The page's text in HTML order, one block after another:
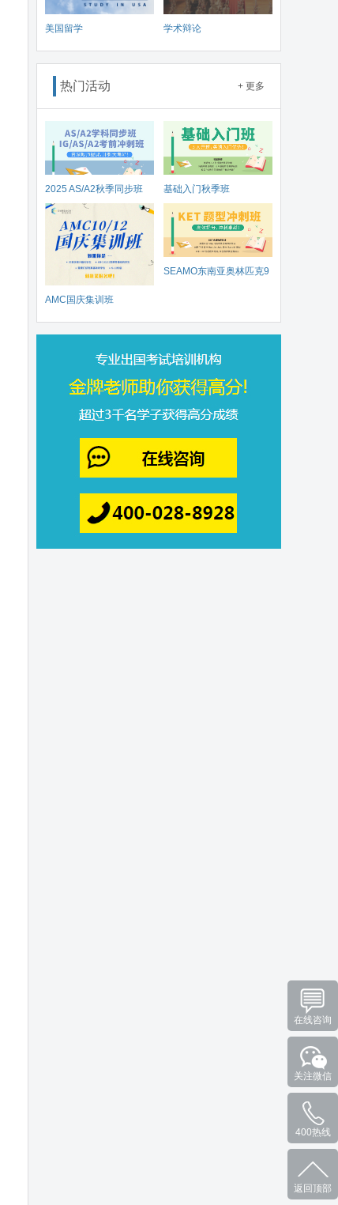
美国留学 学术辩论
热门活动 + 更多
2025 AS/A2秋季同步班 基础入门秋季班
AMC国庆集训班
SEAMO东南亚奥林匹克9
在线咨询
关注微信
400热线
返回顶部